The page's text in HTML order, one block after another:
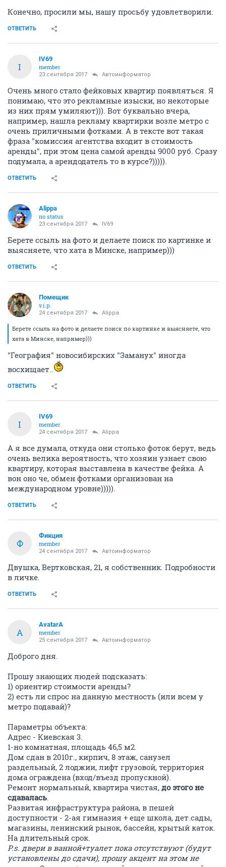
Конечно, просили мы, нашу просьбу удовлетворили.
ОТВЕТИТЬ
I
IV69
member
23 сентября 2017 Автоинформатор
Очень много стало фейковых квартир появляться. Я
понимаю, что это рекламные изыски, но некоторые
из них прям умиляют))). Вот буквально вчера,
например, нашла рекламу квартирки возле метро с
очень приличными фотками. А в тексте вот такая
фраза "комиссия агентства входит в стоимость
аренды", при этом цена самой аренды 9000 руб. Сразу
подумала, а арендодатель то в курсе?))))).
ОТВЕТИТЬ
Alippa
no status
23 сентября 2017 IV69
Берете ссыль на фото и делаете поиск по картинке и
выясняете, что хата в Минске, например)))
ОТВЕТИТЬ
Помещик
v.i.p.
24 сентября 2017 Alippa
Берете ссыль на фото и делаете поиск по картинке и выясняете, что
хата в Минске, например)))
"География" новосибирских "Заманух" иногда
восхищает..
ОТВЕТИТЬ
I
IV69
member
24 сентября 2017 Alippa
А я все думала, откуда они столько фоток берут, ведь
очень велика вероятность, что хозяин узнает свою
квартиру, которая выставлена в качестве фейка. А
вон оно че, обмен фотками организован на
международном уровне))))).
ОТВЕТИТЬ
Ф
Фикция
member
24 сентября 2017 Автоинформатор
Двушка, Вертковская, 21, я собственник. Подробности
в личке.
ОТВЕТИТЬ
A
AvatarA
member
25 сентября 2017 Автоинформатор
Доброго дня.
Прошу знающих людей подсказать:
1) ориентир стоимости аренды?
2) есть ли спрос на данную местность (или всем у
метро подавай)?
Параметры объекта:
Адрес - Киевская 3.
1-но комнатная, площадь 46,5 м2.
Дом сдан в 2010г., кирпич, 8 этаж, санузел
раздельный, 2 лоджии, лифт грузовой, территория
дома ограждена (вход/въезд пропускной).
Ремонт нормальный, квартира чистая, до этого не
сдавалась.
Развитая инфраструктура района, в пешей
доступности - 2-ая гимназия + еще школа, дет.сады,
магазины, ленинский рынок, бассейн, крытый каток.
На длительный срок.
P.s. двери в ванной+туалет пока отсутствуют (будут
установлены до сдачи), прошу акцент на этом не